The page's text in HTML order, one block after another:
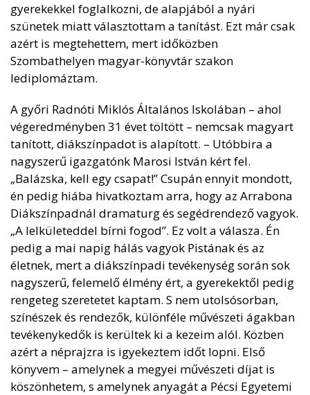
gyerekekkel foglalkozni, de alapjából a nyári
szünetek miatt választottam a tanítást. Ezt már csak
azért is megtehettem, mert időközben
Szombathelyen magyar-könyvtár szakon
lediplomáztam.
A győri Radnóti Miklós Általános Iskolában – ahol
végeredményben 31 évet töltött – nemcsak magyart
tanított, diákszínpadot is alapított. – Utóbbira a
nagyszerű igazgatónk Marosi István kért fel.
„Balázska, kell egy csapat!” Csupán ennyit mondott,
én pedig hiába hivatkoztam arra, hogy az Arrabona
Diákszínpadnál dramaturg és segédrendező vagyok.
„A lelkületeddel bírni fogod”. Ez volt a válasza. Én
pedig a mai napig hálás vagyok Pistának és az
életnek, mert a diákszínpadi tevékenység során sok
nagyszerű, felemelő élmény ért, a gyerekektől pedig
rengeteg szeretetet kaptam. S nem utolsósorban,
színészek és rendezők, különféle művészeti ágakban
tevékenykedők is kerültek ki a kezeim alól. Közben
azért a néprajzra is igyekeztem időt lopni. Első
könyvem – amelynek a megyei művészeti díjat is
köszönhetem, s amelynek anyagát a Pécsi Egyetemi